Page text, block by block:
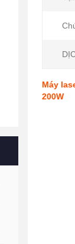
Máy
200W